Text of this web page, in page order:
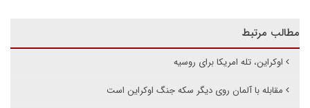
مطالب مرتبط
اوکراین، تله امریکا برای روسیه
مقابله با آلمان روی دیگر سکه جنگ اوکراین است